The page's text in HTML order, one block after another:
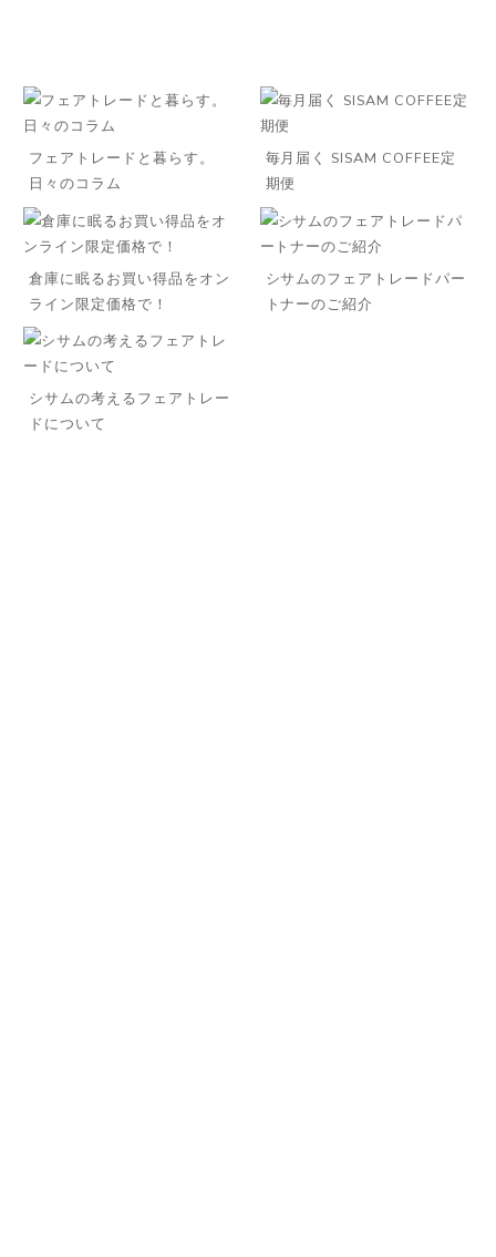
フェアトレードと暮らす。
日々のコラム
毎月届く SISAM COFFEE定
期便
倉庫に眠るお買い得品をオン
ライン限定価格で！
シサムのフェアトレードパー
トナーのご紹介
シサムの考えるフェアトレー
ドについて